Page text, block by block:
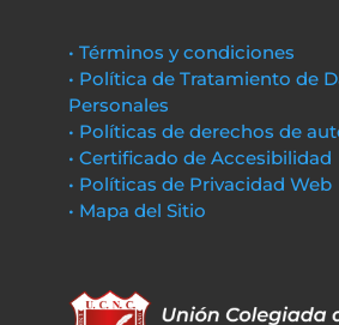
• Términos y condiciones
• Política de Tratamiento de
Personales
• Políticas de derechos de
• Certificado de Accesibilidad
• Políticas de Privacidad Web
• Mapa del Sitio